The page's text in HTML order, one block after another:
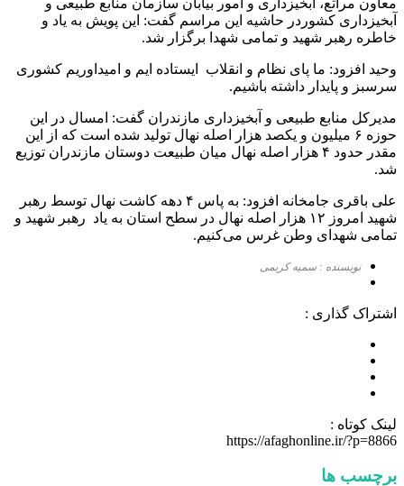
آبخیزداری کشوردر حاشیه این مراسم گفت: این پویش به یاد و
خاطره رهبر شهید و تمامی شهدا برگزار شد.
وحید افزود: ما پای نظام و انقلاب ایستاده ایم و امیداوریم کشوری
سرسبز و پایدار داشته باشیم.
مدیرکل منابع طبیعی و آبخیزداری مازندران گفت: امسال در این
حوزه ۶ میلیون و یکصد هزار اصله نهال تولید شده است که از این
مقدر حدود ۴ هزار اصله نهال میان طبیعت دوستان مازندران توزیع
شد.
علی باقری جامخانه افزود: به پاس ۴ دهه کاشت نهال توسط رهبر
شهید امروز ۱۲ هزار اصله نهال در سطح استان به یاد رهبر شهید و
تمامی شهدای وطن غرس می‌کنیم.
نویسنده : سمیه کریمی
اشتراک گذاری :
لینک کوتاه :
https://afaghonline.ir/?p=8866
برچسب ها